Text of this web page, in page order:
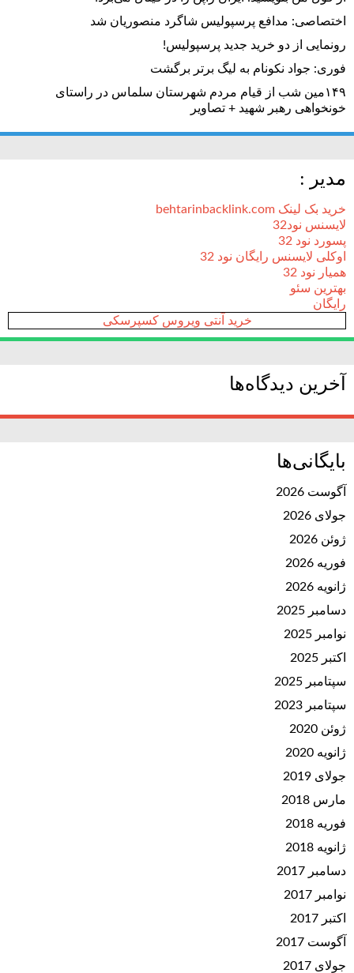
اختصاصی: مدافع پرسپولیس شاگرد منصوریان شد
رونمایی از دو خرید جدید پرسپولیس!
فوری: جواد نکونام به لیگ برتر برگشت
۱۴۹مین شب از قیام مردم شهرستان سلماس در راستای
خونخواهی رهبر شهید + تصاویر
مدیر :
خرید بک لینک behtarinbacklink.com
لایسنس نود32
پسورد نود 32
اوکلی لایسنس رایگان نود 32
همیار نود 32
بهترین سئو
رایگان
خرید آنتی ویروس کسپرسکی
آخرین دیدگاه‌ها
بایگانی‌ها
آگوست 2026
جولای 2026
ژوئن 2026
فوریه 2026
ژانویه 2026
دسامبر 2025
نوامبر 2025
اکتبر 2025
سپتامبر 2025
سپتامبر 2023
ژوئن 2020
ژانویه 2020
جولای 2019
مارس 2018
فوریه 2018
ژانویه 2018
دسامبر 2017
نوامبر 2017
اکتبر 2017
آگوست 2017
جولای 2017